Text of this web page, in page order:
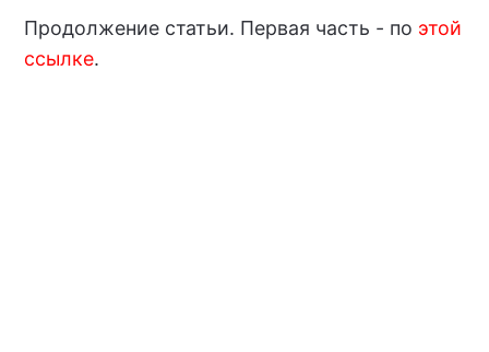
Продолжение статьи. Первая часть - по этой
ссылке.